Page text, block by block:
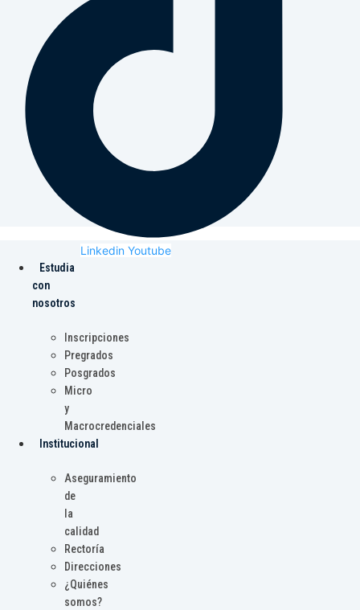
Linkedin Youtube
Estudia
con
nosotros
Inscripciones
Pregrados
Posgrados
Micro
y
Macrocredenciales
Institucional
Aseguramiento
de
la
calidad
Rectoría
Direcciones
¿Quiénes
somos?